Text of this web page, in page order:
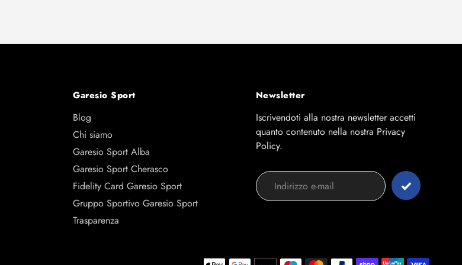
Garesio Sport
Blog
Chi siamo
Garesio Sport Alba
Garesio Sport Cherasco
Fidelity Card Garesio Sport
Gruppo Sportivo Garesio Sport
Trasparenza
Newsletter
Iscrivendoti alla nostra newsletter accetti
quanto contenuto nella nostra Privacy
Policy.